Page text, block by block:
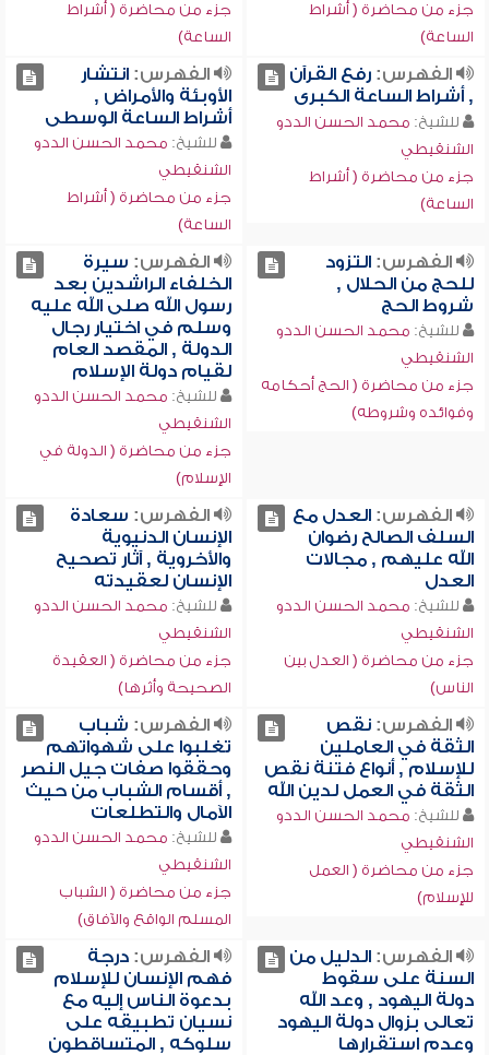
جزء من محاضرة ( أشراط
الساعة)
جزء من محاضرة ( أشراط
الساعة)
الفهرس:رفع القرآن
, أشراط الساعة الكبرى
للشيخ: محمد الحسن الددو
الشنقيطي
جزء من محاضرة ( أشراط
الساعة)
الفهرس:انتشار
الأوبئة والأمراض ,
أشراط الساعة الوسطى
للشيخ: محمد الحسن الددو
الشنقيطي
جزء من محاضرة ( أشراط
الساعة)
الفهرس:التزود
للحج من الحلال ,
شروط الحج
للشيخ: محمد الحسن الددو
الشنقيطي
جزء من محاضرة ( الحج أحكامه
وفوائده وشروطه)
الفهرس: سيرة
الخلفاء الراشدين بعد
رسول الله صلى الله عليه
وسلم في اختيار رجال
الدولة , المقصد العام
لقيام دولة الإسلام
للشيخ: محمد الحسن الددو
الشنقيطي
جزء من محاضرة ( الدولة في
الإسلام)
الفهرس:العدل مع
السلف الصالح رضوان
الله عليهم , مجالات
العدل
للشيخ: محمد الحسن الددو
الشنقيطي
جزء من محاضرة ( العدل بين
الناس)
الفهرس: سعادة
الإنسان الدنيوية
والأخروية , آثار تصحيح
الإنسان لعقيدته
للشيخ: محمد الحسن الددو
الشنقيطي
جزء من محاضرة ( العقيدة
الصحيحة وأثرها)
الفهرس:نقص
الثقة في العاملين
للإسلام , أنواع فتنة نقص
الثقة في العمل لدين الله
للشيخ: محمد الحسن الددو
الشنقيطي
جزء من محاضرة ( العمل
للإسلام)
الفهرس: شباب
تغلبوا على شهواتهم
وحققوا صفات جيل النصر
, أقسام الشباب من حيث
الآمال والتطلعات
للشيخ: محمد الحسن الددو
الشنقيطي
جزء من محاضرة ( الشباب
المسلم الواقع والآفاق)
الفهرس:الدليل من
السنة على سقوط
دولة اليهود , وعد الله
تعالى بزوال دولة اليهود
وعدم استقرارها
الفهرس:درجة
فهم الإنسان للإسلام
بدعوة الناس إليه مع
نسيان تطبيقه على
سلوكه , المتساقطون